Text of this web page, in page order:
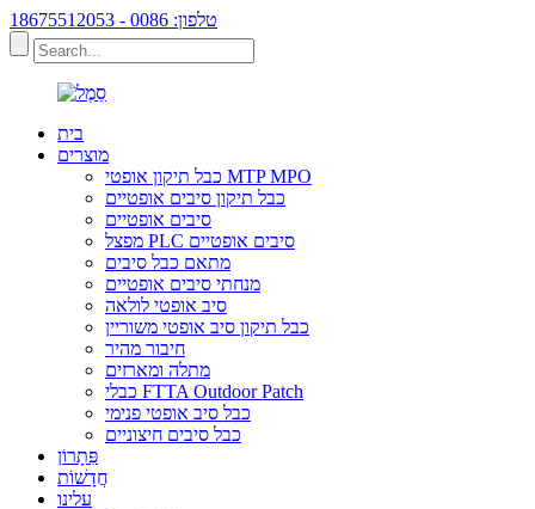
טלפון: 0086 - 18675512053
בית
מוצרים
כבל תיקון אופטי MTP MPO
כבל תיקון סיבים אופטיים
סיבים אופטיים
מפצל PLC סיבים אופטיים
מתאם כבל סיבים
מנחתי סיבים אופטיים
סיב אופטי לולאה
כבל תיקון סיב אופטי משוריין
חיבור מהיר
מתלה ומארזים
כבלי FTTA Outdoor Patch
כבל סיב אופטי פנימי
כבל סיבים חיצוניים
פִּתָרוֹן
חֲדָשׁוֹת
עלינו